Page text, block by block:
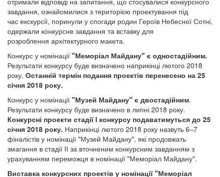
завдання, ознайомилися з територією проектування під
час екскурсії, поринули у спогади родин Героїв Небесної Сотні,
одержали конкурсне завдання та вставку для
розроблення архітектурного макета.
Конкурс у номінації "Меморіал Майдану" є одностадійним.
Результати конкурсу буде визначено наприкінці лютого 2018
року. Останній термін подання проектів перенесено на 25
січня 2018 року.
Конкурс у номінації "Музей Майдану" є двостадійним.
Результати конкурсу буде визначено в липні 2018 року.
Конкурсні проекти стадії І конкурсу подаватимуться до 25
січня 2018 року. Наприкінці лютого 2018 року назвуть 6–7
фіналістів у номінації "Музей Майдану", які продовжать
змагання в стадії ІІ за вточненим конкурсним завданням з
урахуванням переможця в номінації "Меморіал Майдану".
Виставка конкурсних проектів у номінації "Меморіал